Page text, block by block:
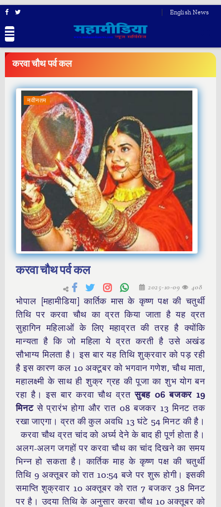
English News
BREAKINGNEWS
करवा चौथ पर्व कल
नवीनतम
करवा चौथ पर्व कल
2025-10-09 408
भोपाल [महामीडिया] कार्तिक मास के कृष्ण पक्ष की चतुर्थी
तिथि पर करवा चौथ का व्रत किया जाता है यह व्रत
सुहागिन महिलाओं के लिए महाव्रत की तरह है क्योंकि
मान्यता है कि जो महिला ये व्रत करती है उसे अखंड
सौभाग्य मिलता है। इस बार यह तिथि शुक्रवार को पड़ रही
है इस कारण कल 10 अक्टूबर को भगवान गणेश, चौथ माता,
महालक्ष्मी के साथ ही शुक्र ग्रह की पूजा का शुभ योग बन
रहा है। इस बार करवा चौथ व्रतसुबह 06 बजकर 19
मिनटसे प्रारंभ होगा और रात 08 बजकर 13 मिनट तक
रखा जाएगा। व्रत की कुल अवधि 13 घंटे 54 मिनट की है।
करवा चौथ व्रत चांद को अर्घ्य देने के बाद ही पूर्ण होता है।
अलग-अलग जगहों पर करवा चौथ का चांद दिखने का समय
भिन्न हो सकता है। कार्तिक माह के कृष्ण पक्ष की चतुर्थी
तिथि 9 अक्तूबर को रात 10:54 बजे पर शुरू होगी। इसकी
समाप्ति शुक्रवार 10 अक्तूबर को रात 7 बजकर 38 मिनट
पर है। उदया तिथि के अनुसार करवा चौथ 10 अक्तूबर को